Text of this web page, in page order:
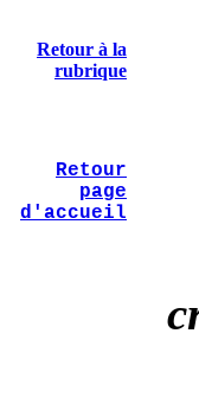
Retour à la
rubrique
Retour
page
d'accueil